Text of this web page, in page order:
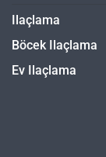
Ilaçlama
Böcek Ilaçlama
Ev Ilaçlama